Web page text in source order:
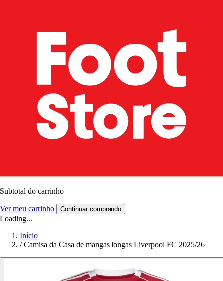
Subtotal do carrinho
Ver meu carrinho Continuar comprando
Loading...
Início
/ Camisa da Casa de mangas longas Liverpool FC 2025/26